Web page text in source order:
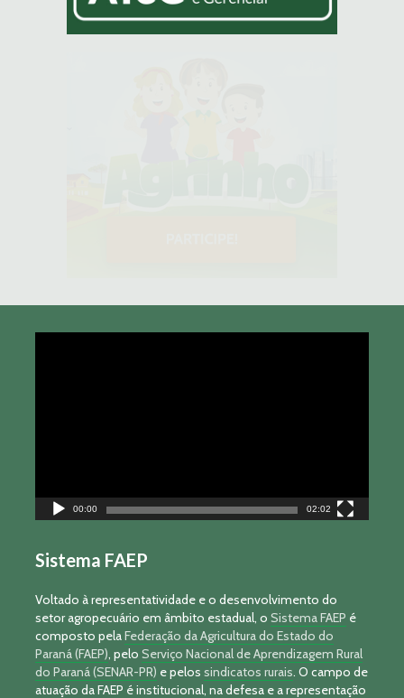
00:00 02:02
Sistema FAEP
Voltado à representatividade e o desenvolvimento do
setor agropecuário em âmbito estadual, o Sistema FAEP é
composto pelaFederação da Agricultura do Estado do
Paraná (FAEP), pelo Serviço Nacional de Aprendizagem Rural
do Paraná (SENAR-PR) e pelos sindicatos rurais. O campo de
atuação da FAEP é institucional, na defesa e a representação